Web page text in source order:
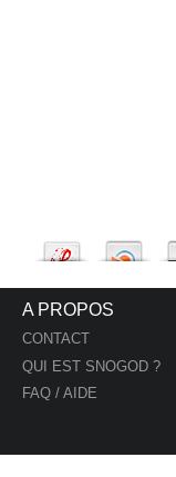
A PROPOS
CONTACT
QUI EST SNOGOD ?
FAQ / AIDE